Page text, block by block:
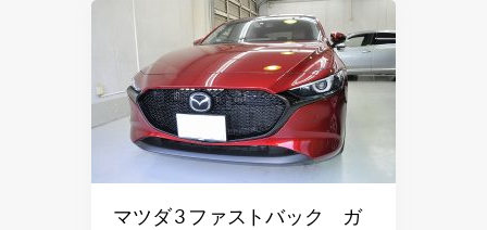
マツダ 3 ファストバック ガ